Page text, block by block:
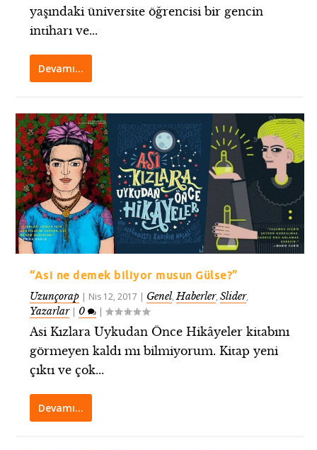
yaşındaki üniversite öğrencisi bir gencin
intiharı ve...
Devamı…
“Asi ne demek biliyor musun Gülse?”
Uzunçorap | Nis 12, 2017 | Genel,Haberler,Slider,
Yazarlar| 0 |
Asi Kızlara Uykudan Önce Hikâyeler kitabını
görmeyen kaldı mı bilmiyorum. Kitap yeni
çıktı ve çok...
Devamı…